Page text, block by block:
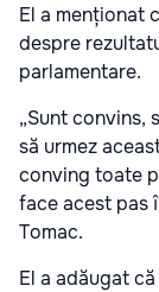
El a menționat
despre
parlamentare.
„Sunt convins,
să urmez
conving toate
face acest pas
Tomac.
El a adăugat